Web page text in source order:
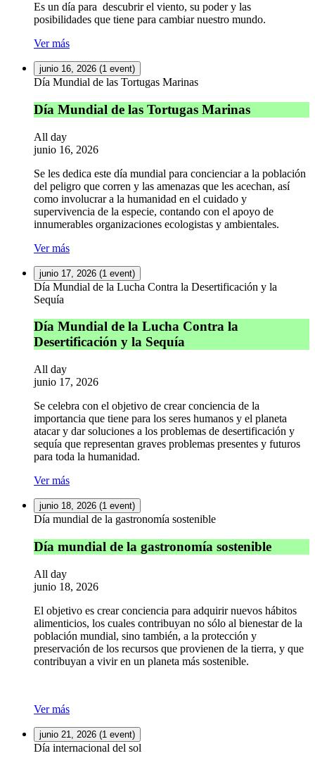
Es un día para descubrir el viento, su poder y las
posibilidades que tiene para cambiar nuestro mundo.
Ver más
junio 16, 2026 (1 event)
Día Mundial de las Tortugas Marinas
Día Mundial de las Tortugas Marinas
All day
junio 16, 2026
Se les dedica este día mundial para concienciar a la población
del peligro que corren y las amenazas que les acechan, así
como involucrar a la humanidad en el cuidado y
supervivencia de la especie, contando con el apoyo de
innumerables organizaciones ecologistas y ambientales.
Ver más
junio 17, 2026 (1 event)
Día Mundial de la Lucha Contra la Desertificación y la
Sequía
Día Mundial de la Lucha Contra la
Desertificación y la Sequía
All day
junio 17, 2026
Se celebra con el objetivo de crear conciencia de la
importancia que tiene para los seres humanos y el planeta
atacar y dar soluciones a los problemas de desertificación y
sequía que representan graves problemas presentes y futuros
para toda la humanidad.
Ver más
junio 18, 2026 (1 event)
Día mundial de la gastronomía sostenible
Día mundial de la gastronomía sostenible
All day
junio 18, 2026
El objetivo es crear conciencia para adquirir nuevos hábitos
alimenticios, los cuales contribuyan no sólo al bienestar de la
población mundial, sino también, a la protección y
preservación de los recursos que provienen de la tierra, y que
contribuyan a vivir en un planeta más sostenible.
Ver más
junio 21, 2026 (1 event)
Día internacional del sol